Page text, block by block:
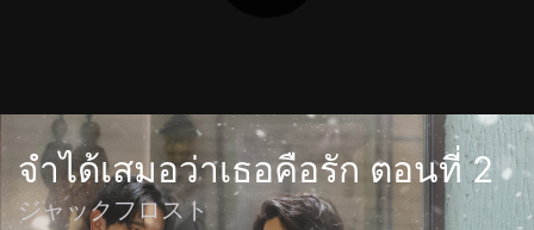
จำได้เสมอว่าเธอคือรัก ตอนที่ 2
ジャックフロスト